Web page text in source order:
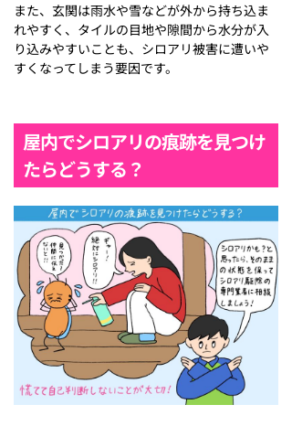
また、玄関は雨水や雪などが外から持ち込ま
れやすく、タイルの目地や隙間から水分が入
り込みやすいことも、シロアリ被害に遭いや
すくなってしまう要因です。
屋内でシロアリの痕跡を見つけ
たらどうする？